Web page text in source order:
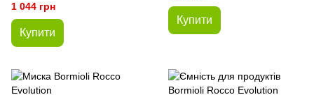
1 044 грн
Купити
Купити